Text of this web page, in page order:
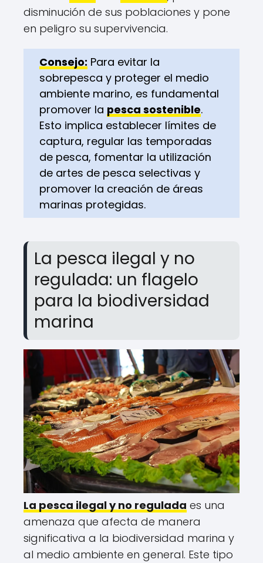
disminución de sus poblaciones y pone
en peligro su supervivencia.
Consejo: Para evitar la
sobrepesca y proteger el medio
ambiente marino, es fundamental
promover la pesca sostenible.
Esto implica establecer límites de
captura, regular las temporadas
de pesca, fomentar la utilización
de artes de pesca selectivas y
promover la creación de áreas
marinas protegidas.
La pesca ilegal y no
regulada: un flagelo
para la biodiversidad
marina
La pesca ilegal y no regulada es una
amenaza que afecta de manera
significativa a la biodiversidad marina y
al medio ambiente en general. Este tipo